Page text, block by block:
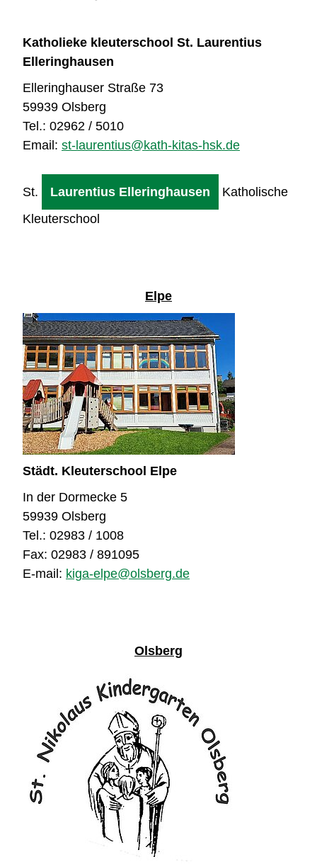
Katholieke kleuterschool St. Laurentius
Elleringhausen
Elleringhauser Straße 73
59939 Olsberg
Tel.: 02962 / 5010
Email: st-laurentius@kath-kitas-hsk.de
St. Laurentius Elleringhausen
Katholische
Kleuterschool
Elpe
Städt. Kleuterschool Elpe
In der Dormecke 5
59939 Olsberg
Tel.: 02983 / 1008
Fax: 02983 / 891095
E-mail: kiga-elpe@olsberg.de
Olsberg